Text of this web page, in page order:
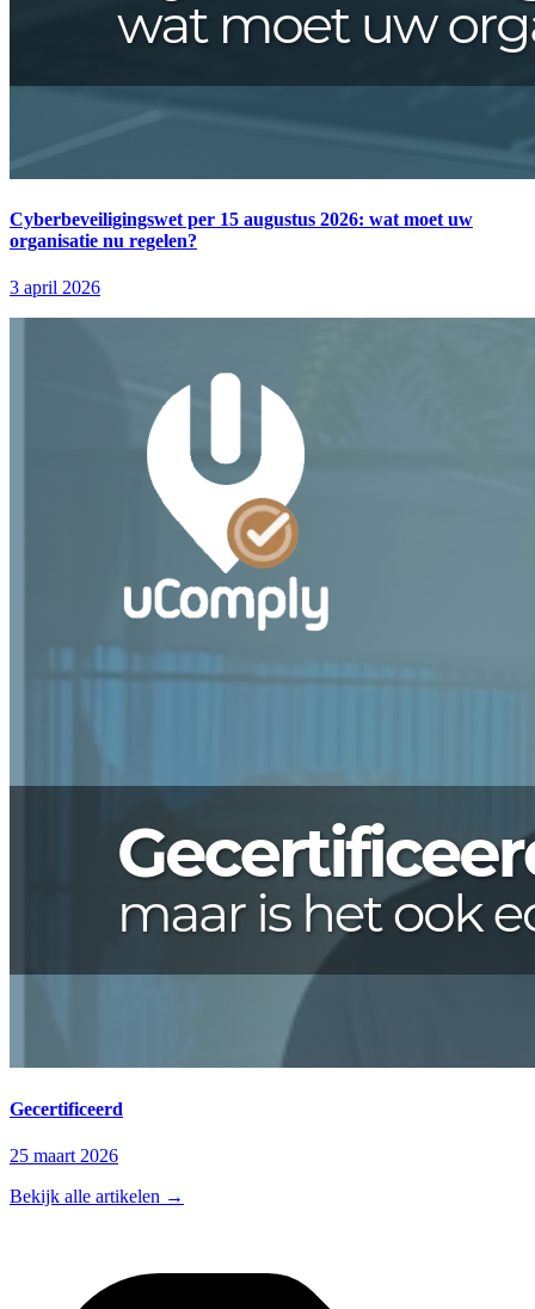
Cyberbeveiligingswet per 15 augustus 2026: wat moet uw
organisatie nu regelen?
3 april 2026
Gecertificeerd
25 maart 2026
Bekijk alle artikelen →